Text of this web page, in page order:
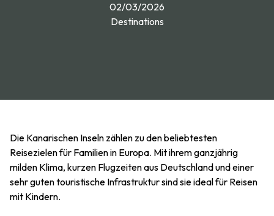
02/03/2026
Destinations
Die Kanarischen Inseln zählen zu den beliebtesten
Reisezielen für Familien in Europa. Mit ihrem ganzjährig
milden Klima, kurzen Flugzeiten aus Deutschland und einer
sehr guten touristische Infrastruktur sind sie ideal für Reisen
mit Kindern.